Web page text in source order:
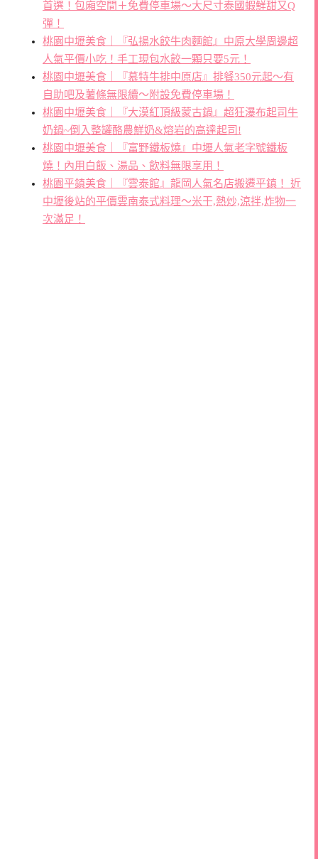
首選！包廂空間＋免費停車場～大尺寸泰國蝦鮮甜又Q
彈！
桃園中壢美食｜『弘揚水餃牛肉麵館』中原大學周邊超
人氣平價小吃！手工現包水餃一顆只要5元！
桃園中壢美食｜『慕特牛排中原店』排餐350元起～有
自助吧及薯條無限續～附設免費停車場！
桃園中壢美食｜『大漠紅頂級蒙古鍋』超狂瀑布起司牛
奶鍋~倒入整罐酪農鮮奶&熔岩的高達起司!
桃園中壢美食｜『富野鐵板燒』中壢人氣老字號鐵板
燒！內用白飯、湯品、飲料無限享用！
桃園平鎮美食｜『雲泰館』龍岡人氣名店搬遷平鎮！ 近
中壢後站的平價雲南泰式料理～米干,熱炒,涼拌,炸物一
次滿足！